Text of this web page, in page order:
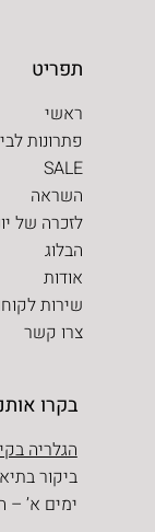
בקרו
הגלריה
ביקור
ימים א’ – ה’
תפריט
ראשי
פתרונות
SALE
השראה
לזכרה של
הבלוג
אודות
שירות
צרו קשר